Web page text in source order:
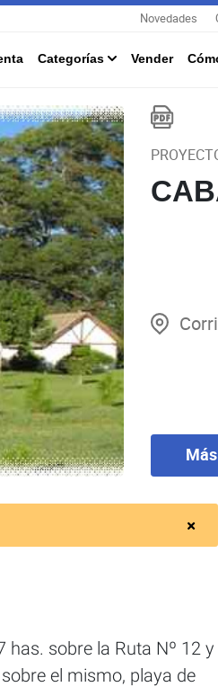
Novedades
Categorías Vender
sobre la Ruta Nº 12 y
el mismo, playa de